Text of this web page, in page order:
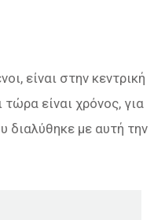
είναι στην κεντρική
είναι χρόνος, για
διαλύθηκε με αυτή την